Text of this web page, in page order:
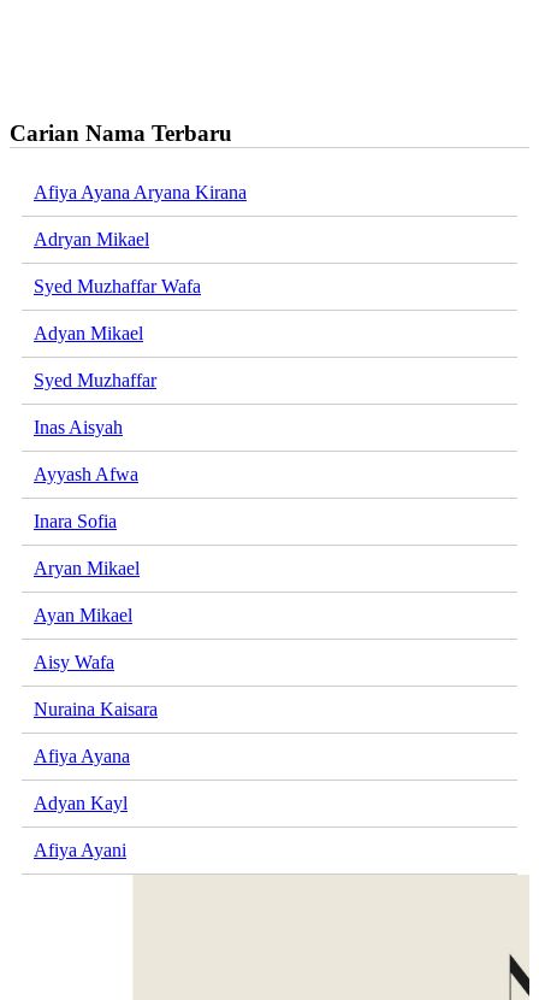
Carian Nama Terbaru
Afiya Ayana Aryana Kirana
Adryan Mikael
Syed Muzhaffar Wafa
Adyan Mikael
Syed Muzhaffar
Inas Aisyah
Ayyash Afwa
Inara Sofia
Aryan Mikael
Ayan Mikael
Aisy Wafa
Nuraina Kaisara
Afiya Ayana
Adyan Kayl
Afiya Ayani